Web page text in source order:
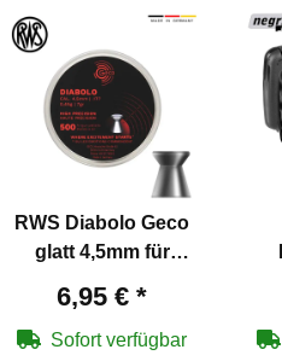
RWS Diabolo Geco
glatt 4,5mm für
Co2-Waffen
6,95 € *
Sofort verfügbar